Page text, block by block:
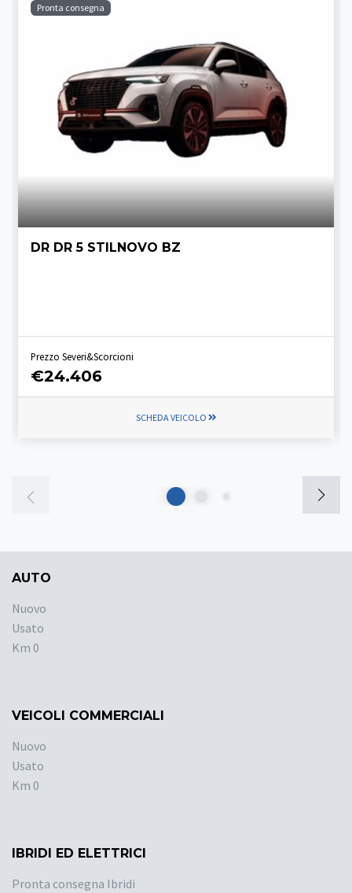
Pronta consegna
DR DR 5 STILNOVO BZ
Prezzo Severi&Scorcioni
€24.406
SCHEDA VEICOLO
AUTO
Nuovo
Usato
Km 0
VEICOLI COMMERCIALI
Nuovo
Usato
Km 0
IBRIDI ED ELETTRICI
Pronta consegna Ibridi